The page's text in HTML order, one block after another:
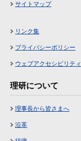
サイトマップ
リンク集
プライバシーポリシー
ウェブアクセシビリティ
理研について
理事長から皆さまへ
沿革